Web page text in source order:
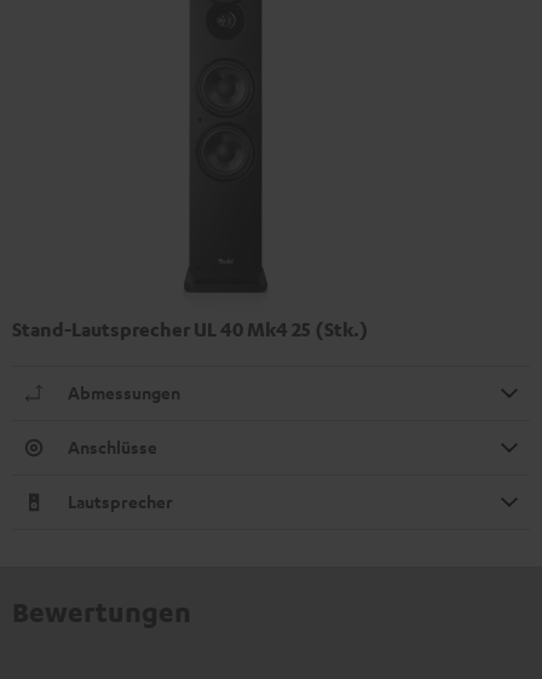
Stand-Lautsprecher UL 40 Mk4 25 (Stk.)
Abmessungen
Anschlüsse
Lautsprecher